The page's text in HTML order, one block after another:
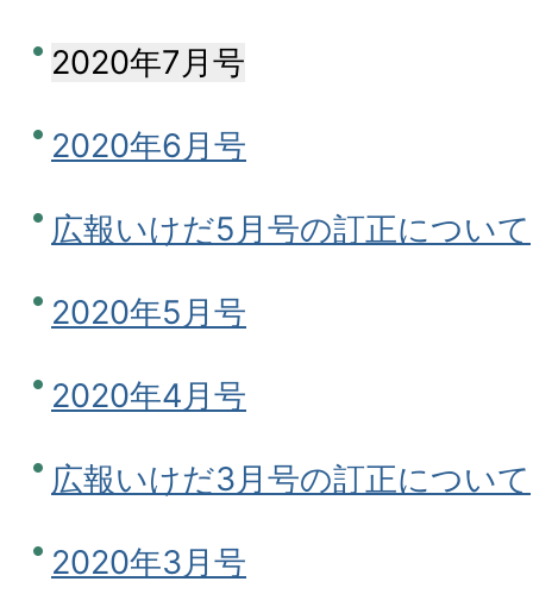
2020年7月号
2020年6月号
広報いけだ5月号の訂正について
2020年5月号
2020年4月号
広報いけだ3月号の訂正について
2020年3月号